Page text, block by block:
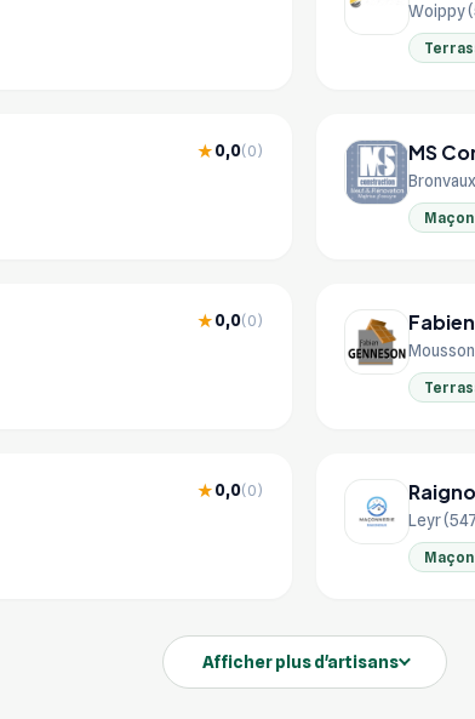
Woippy
★0,0(0) MS
Maçon
★0,0(0)
★0,0(0)
Leyr
Maçon
Afficher plus d'artisans